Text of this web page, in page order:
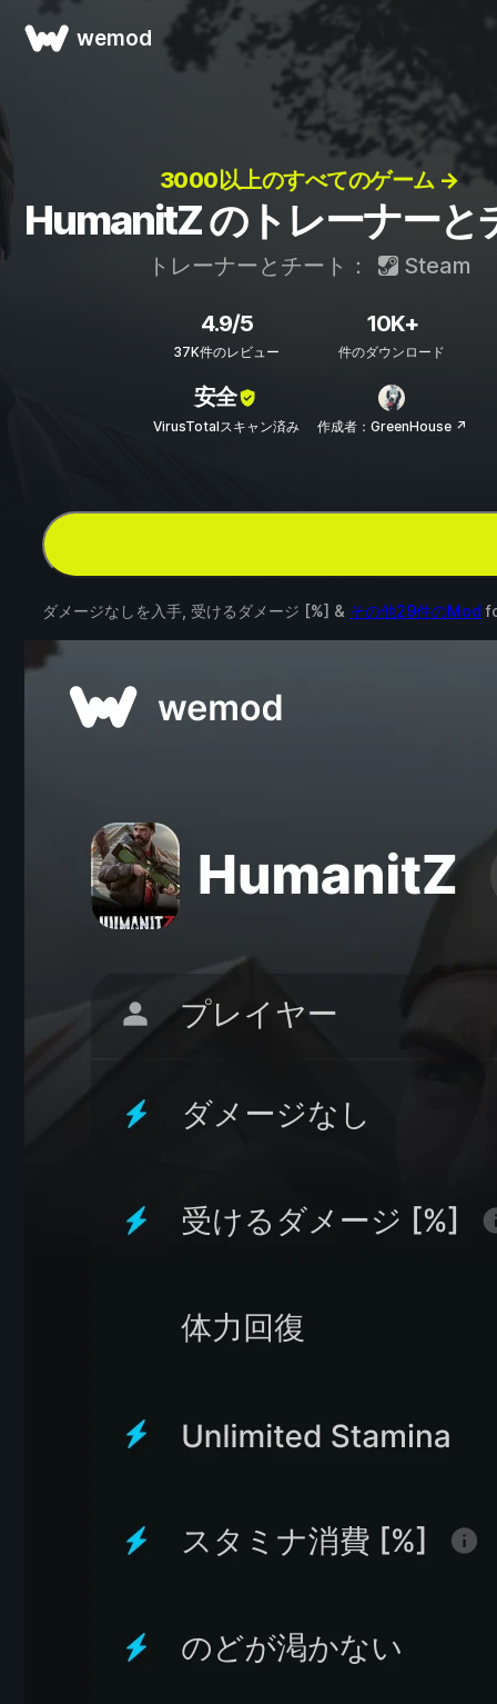
wemod
3000以上のすべてのゲーム →
HumanitZ のトレーナーと
トレーナーとチート： Steam
4.9/5
37K件のレビュー
10K+
件のダウンロード
安全
VirusTotalスキャン済み 作成者：GreenHouse ↗
ダメージなしを入手, 受けるダメージ [%] & その他29件のMod